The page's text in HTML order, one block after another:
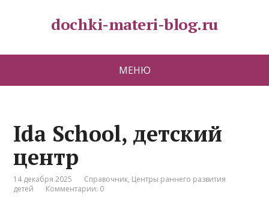
dochki-materi-blog.ru
МЕНЮ
Ida School, детский
центр
14 декабря 2025 Справочник, Центры раннего развития
детей
Комментарии: 0